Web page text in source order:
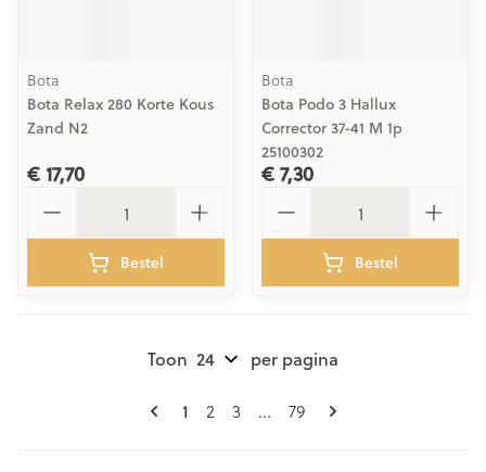
Bota
Bota Relax 280 Korte Kous
Zand N2
€ 17,70
Bestel
Bota
Bota Podo 3 Hallux
Corrector 37-41 M 1p
25100302
€ 7,30
Bestel
Pagina's
U lees momenteel pagina
1 Pagina
2 Pagina
3 ... Pagina
79
Toon per pagina